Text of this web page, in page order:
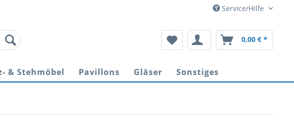
Service/Hilfe
0,00 € *
& Stehmöbel Pavillons Gläser Sonstiges